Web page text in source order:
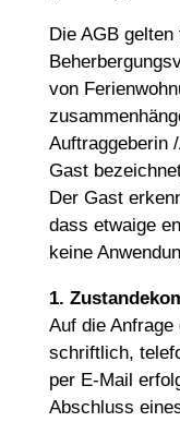
Die AGB
von
Auftraggeberin
Gast
Der Gast
dass etwaige
keine
1.
Auf die
schriftlich,
per E-Mail
Abschluss